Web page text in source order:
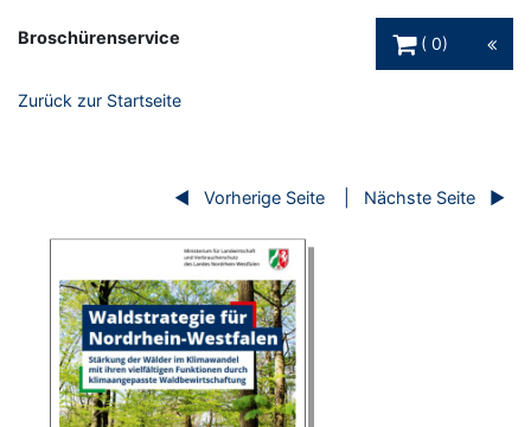
Broschürenservice
0
Zurück zur Startseite
Vorherige Seite Nächste Seite